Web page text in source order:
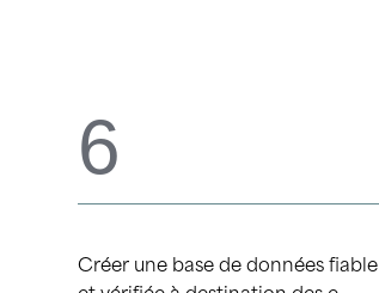
6
Créer une base de données fiable